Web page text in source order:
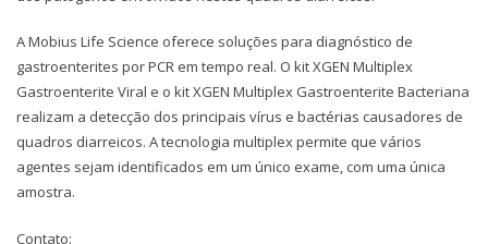
A Mobius Life Science oferece soluções para diagnóstico de
gastroenterites por PCR em tempo real. O kit XGEN Multiplex
Gastroenterite Viral e o kit XGEN Multiplex Gastroenterite Bacteriana
realizam a detecção dos principais vírus e bactérias causadores de
quadros diarreicos. A tecnologia multiplex permite que vários
agentes sejam identificados em um único exame, com uma única
amostra.
Contato: